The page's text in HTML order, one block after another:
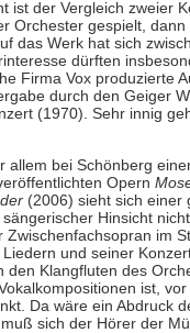
ist der Vergleich zweier
Orchester gespielt,
das Werk hat sich
dürften
Firma Vox produzierte
durch den Geiger
(1970). Sehr innig
allem bei Schönberg
Opern
(2006) sieht sich einer
Hinsicht
im
und seiner
den Klangfluten des
ist,
Da wäre ein Abdruck
sich der Hörer der